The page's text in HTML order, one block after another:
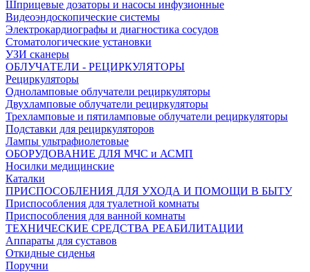
Шприцевые дозаторы и насосы инфузионные
Видеоэндоскопические системы
Электрокардиографы и диагностика сосудов
Стоматологические установки
УЗИ сканеры
ОБЛУЧАТЕЛИ - РЕЦИРКУЛЯТОРЫ
Рециркуляторы
Одноламповые облучатели рециркуляторы
Двухламповые облучатели рециркуляторы
Трехламповые и пятиламповые облучатели рециркуляторы
Подставки для рециркуляторов
Лампы ультрафиолетовые
ОБОРУДОВАНИЕ ДЛЯ МЧС и АСМП
Носилки медицинские
Каталки
ПРИСПОСОБЛЕНИЯ ДЛЯ УХОДА И ПОМОЩИ В БЫТУ
Приспособления для туалетной комнаты
Приспособления для ванной комнаты
ТЕХНИЧЕСКИЕ СРЕДСТВА РЕАБИЛИТАЦИИ
Аппараты для суставов
Откидные сиденья
Поручни